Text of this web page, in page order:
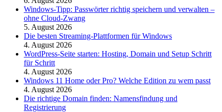
Windows-Tipp: Passwörter richtig speichern und verwalten –
ohne Cloud-Zwang
5. August 2026
Die besten Streaming-Plattformen für Windows
4. August 2026
WordPress-Seite starten: Hosting, Domain und Setup Schritt
für Schritt
4. August 2026
Windows 11 Home oder Pro? Welche Edition zu wem passt
4. August 2026
Die richtige Domain finden: Namensfindung und
Registrierung